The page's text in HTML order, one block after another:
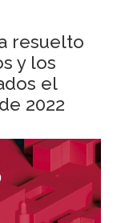
resuelto
y los
el
2022